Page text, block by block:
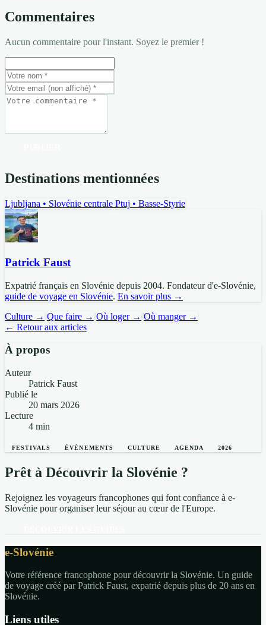
Commentaires
Aucun commentaire pour l'instant. Soyez le premier !
Destinations mentionnées
Ljubljana • Slovénie centrale Ptuj • Basse-Styrie
Patrick Faust
Expatrié français en Slovénie depuis 2004. Fondateur d'e-Slovénie,
guide de voyage en Slovénie. En savoir plus →
Culture → Que faire → Où loger → Où manger →
← Retour aux articles
À propos
Auteur
Patrick Faust
Publié le
20 mars 2026
Lecture
4 min
FESTIVALS ÉVÉNEMENTS CULTURE AGENDA 2026
Prêt à Découvrir la Slovénie ?
Rejoignez les voyageurs francophones qui font confiance à e-
Slovénie pour organiser leur séjour au cœur de l'Europe.
e-Slovénie
Votre référence francophone pour découvrir la Slovénie. Un guide
de voyage créé par Patrick Faust, expatrié depuis plus de 20 ans en
Slovénie.
Liens utiles